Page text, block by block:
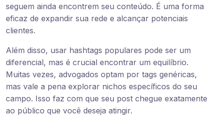
seguem ainda encontrem seu conteúdo. É uma forma
eficaz de expandir sua rede e alcançar potenciais
clientes.
Além disso, usar hashtags populares pode ser um
diferencial, mas é crucial encontrar um equilíbrio.
Muitas vezes, advogados optam por tags genéricas,
mas vale a pena explorar nichos específicos do seu
campo. Isso faz com que seu post chegue exatamente
ao público que você deseja atingir.